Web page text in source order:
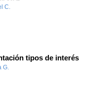
C.
tipos de interés
G.